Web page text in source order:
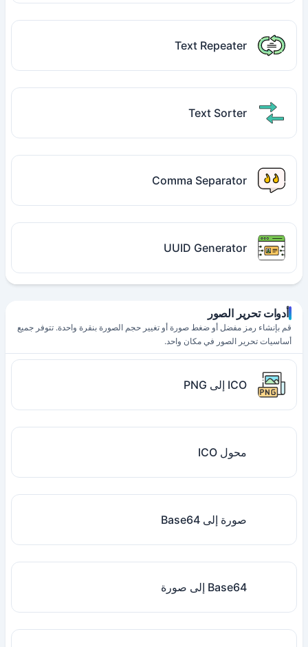
Text Repeater
Text Sorter
Comma Separator
UUID Generator
أدوات تحرير الصور
قم بإنشاء رمز مفضل أو ضغط صورة أو تغيير حجم الصورة بنقرة واحدة. تتوفر جميع
أساسيات تحرير الصور في مكان واحد.
ICO إلى PNG
محول ICO
صورة إلى Base64
Base64 إلى صورة